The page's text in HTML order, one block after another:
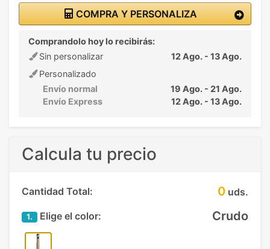
COMPRA Y PERSONALIZA
Comprandolo hoy lo recibirás:
Sin personalizar
12 Ago. - 13 Ago.
Personalizado
Envío normal
19 Ago. - 21 Ago.
Envío Express
12 Ago. - 13 Ago.
Calcula tu precio
Cantidad Total: 0 uds.
1. Elige el color: Crudo